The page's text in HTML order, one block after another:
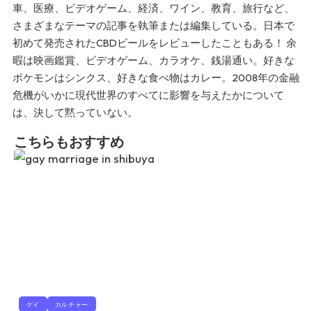
車、医療、ビデオゲーム、経済、ワイン、教育、旅行など、
さまざまなテーマの記事を執筆または編集している。日本で
初めて発売されたCBDビールをレビューしたこともある！ 余
暇は映画鑑賞、ビデオゲーム、カラオケ、銭湯通い。好きな
ポケモンはシンクス、好きな食べ物はカレー。2008年の金融
危機がいかに現代世界のすべてに影響を与えたかについて
は、決して黙っていない。
こちらもおすすめ
ゲイ カルチャー